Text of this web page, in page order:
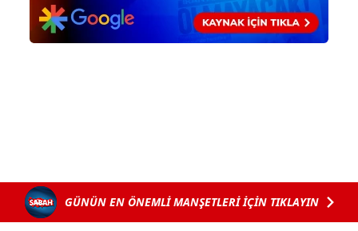
GÜNÜN EN ÖNEMLİ MANŞETLERİ İÇİN TIKLAYIN